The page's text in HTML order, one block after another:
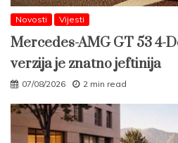
Novosti Vijesti
Mercedes-AMG GT 53 4-
verzija je znatno jeftinija
07/08/2026 2 min read